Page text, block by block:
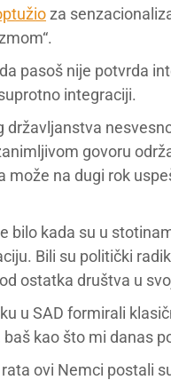
za
pasoš nije potvrda
integraciji.
govoru
može na dugi rok
bilo kada su u
Bili su politički
ostatka društva u
u SAD formirali
kao što mi danas
ovi Nemci postali